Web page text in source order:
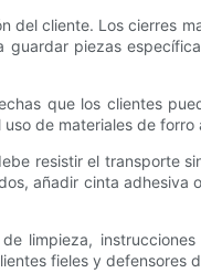
cliente. Los cierres
piezas
que los clientes
de materiales de
resistir el transporte
añadir cinta
limpieza,
fieles y defensores